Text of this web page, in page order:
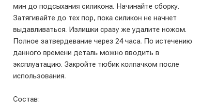
мин до подсыхания силикона. Начинайте сборку.
Затягивайте до тех пор, пока силикон не начнет
выдавливаться. Излишки сразу же удалите ножом.
Полное затвердевание через 24 часа. По истечению
данного времени деталь можно вводить в
эксплуатацию. Закройте тюбик колпачком после
использования.
Состав: